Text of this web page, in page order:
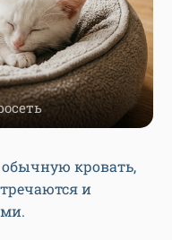
кровать,
и